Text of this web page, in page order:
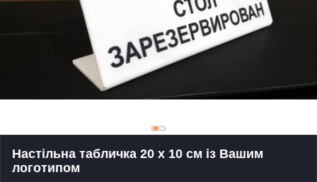
Настільна табличка 20 х 10 см із Вашим
логотипом